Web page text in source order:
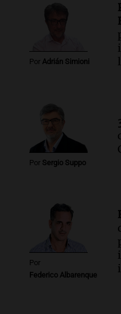
Tucumán:
públicas en 14
Episodios
Audio.Una
Panorama Federal
Episodios
Por Adrián Simioni
Por Sergio Suppo
Por
Federico Albarenque